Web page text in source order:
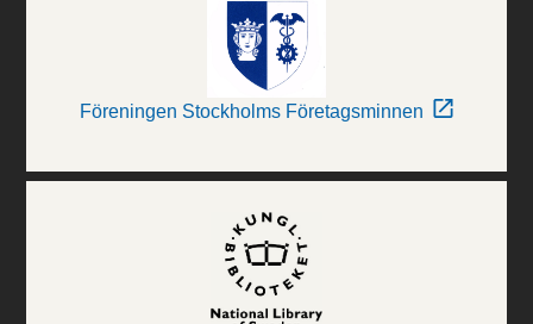
Föreningen Stockholms Företagsminnen